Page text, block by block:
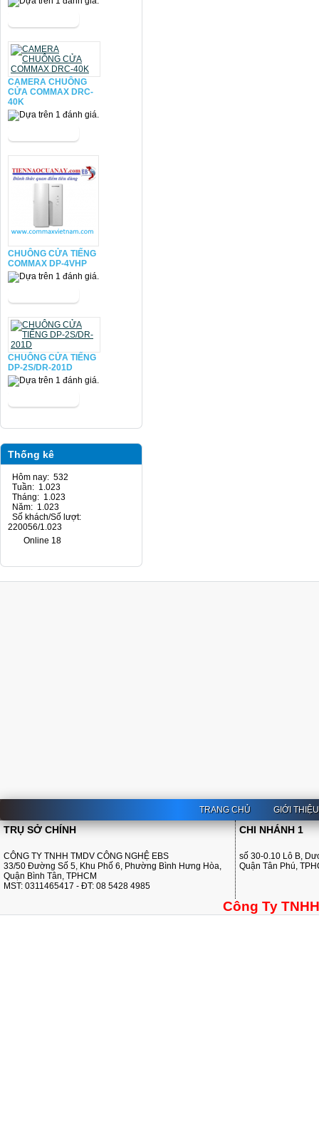
CAMERA CHUÔNG
CỬA COMMAX DRC-
40K
CHUÔNG CỬA TIẾNG
COMMAX DP-4VHP
CHUÔNG CỬA TIẾNG
DP-2S/DR-201D
Thống kê
Hôm nay: 532
Tuần: 1.023
Tháng: 1.023
Năm: 1.023
Số khách/Số lượt:
220056/1.023
Online 18
TRANG CHỦ GIỚI THIỆU
TRỤ SỞ CHÍNH
CÔNG TY TNHH TMDV CÔNG NGHỆ EBS
33/50 Đường Số 5, Khu Phố 6, Phường Bình Hưng Hòa,
Quận Bình Tân, TPHCM
MST: 0311465417 - ĐT: 08 5428 4985
CHI NHÁNH 1
số 30-0.10 Lô B,
Quận Tân Phú,
Công Ty